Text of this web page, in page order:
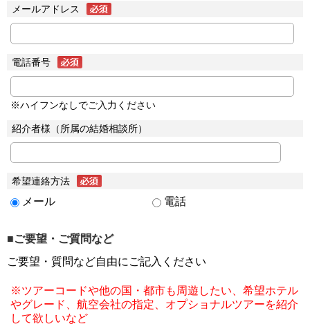
メールアドレス
電話番号
※ハイフンなしでご入力ください
紹介者様（所属の結婚相談所）
希望連絡方法
メール 電話
■ご要望・ご質問など
ご要望・質問など自由にご記入ください
※ツアーコードや他の国・都市も周遊したい、希望ホテル
やグレード、航空会社の指定、オプショナルツアーを紹介
して欲しいなど